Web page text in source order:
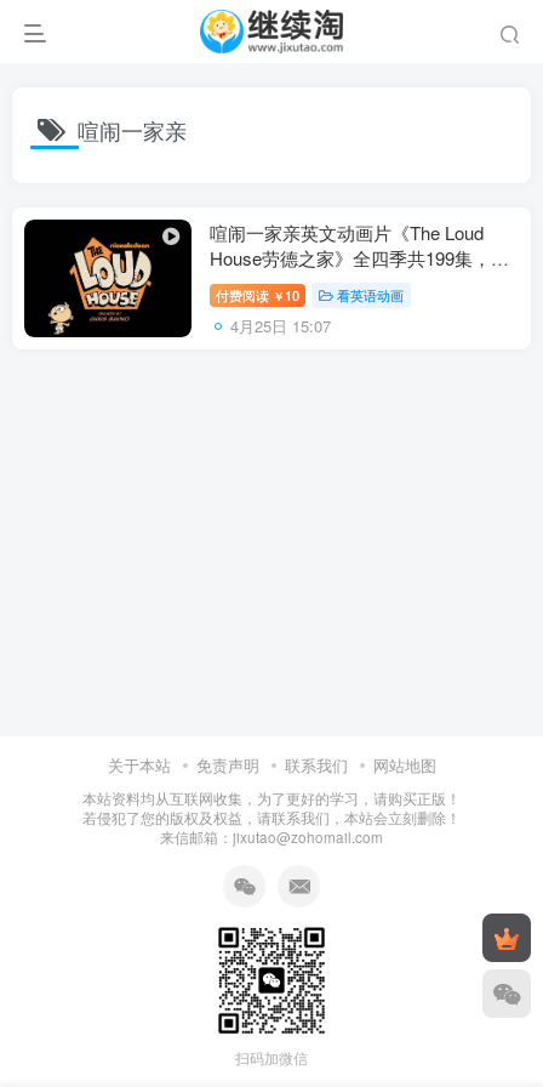
喧闹一家亲
喧闹一家亲英文动画片《The Loud
House劳德之家》全四季共199集，
1080P高清视频带英文字幕，百度网盘
下载！
付费阅读 ￥ 10 看英语动画
4月25日 15:07
关于本站 免责声明 联系我们 网站地图
本站资料均从互联网收集，为了更好的学习，请购买正版！
若侵犯了您的版权及权益，请联系我们，本站会立刻删除！
来信邮箱：jixutao@zohomail.com
扫码加微信